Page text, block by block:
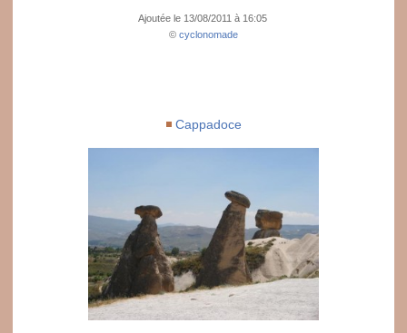
Ajoutée le 13/08/2011 à 16:05
© cyclonomade
Cappadoce